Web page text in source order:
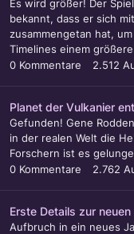
Es wird größer! Der
bekannt, dass er sich
zusammengetan hat,
Timelines einem
0 Kommentare 2.512
Planet der Vulkanier
Gefunden! Gene
in der realen Welt die
Forschern ist es
0 Kommentare 2.762
Erste Details zur
Aufbruch in ein neues